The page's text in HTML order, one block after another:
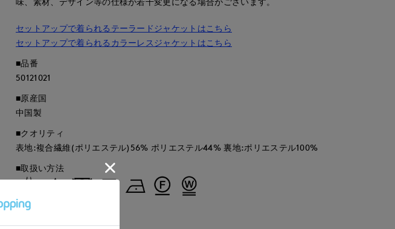
博多大丸7-IDconcept.
セットアップで着られるテーラードジャケットはこちら
セットアップで着られるカラーレスジャケットはこちら
■品番
50121021
■原産国
中国製
■クオリティ
表地:複合繊維(ポリエステル)56% ポリエステル44% 裏地:ポリエステル100%
■取扱い方法
取り扱いについて